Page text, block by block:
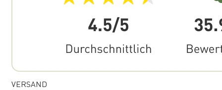
VERSAND